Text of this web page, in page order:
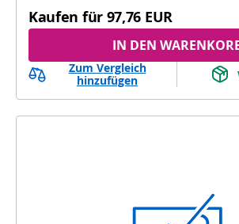
Kaufen für 97,76 EUR
IN DEN
Zum Vergleich
hinzufügen